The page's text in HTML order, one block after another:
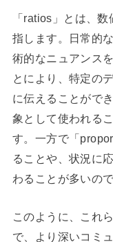
「ratios」とは、
指します。日常的
術的なニュアンス
とにより、特定の
に伝えることがで
象として使われる
す。一方で「
ることや、状況に
わることが多いので
このように、これ
で、より深いコミ